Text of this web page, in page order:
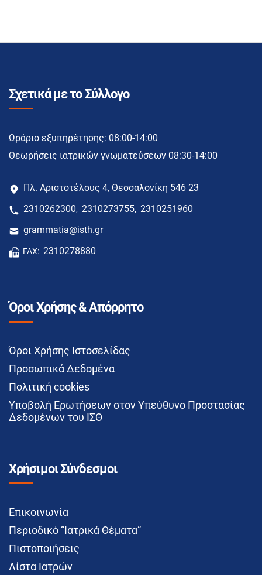
Σχετικά με το Σύλλογο
Ωράριο εξυπηρέτησης: 08:00-14:00
Θεωρήσεις ιατρικών γνωματεύσεων 08:30-14:00
Πλ. Αριστοτέλους 4, Θεσσαλονίκη 546 23
2310262300, 2310273755, 2310251960
grammatia@isth.gr
FAX: 2310278880
Όροι Χρήσης & Απόρρητο
Όροι Χρήσης Ιστοσελίδας
Προσωπικά Δεδομένα
Πολιτική cookies
Υποβολή Ερωτήσεων στον Υπεύθυνο Προστασίας
Δεδομένων του ΙΣΘ
Χρήσιμοι Σύνδεσμοι
Επικοινωνία
Περιοδικό “Ιατρικά Θέματα”
Πιστοποιήσεις
Λίστα Ιατρών